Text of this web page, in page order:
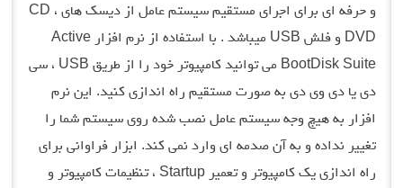
و حرفه ای برای اجرای مستقیم سیستم عامل از دیسک های CD ،
DVD و فلش USB میباشد . با استفاده از نرم افزار Active
BootDisk Suite می توانید کامپیوتر خود را از طریق USB ، سی
دی یا دی وی دی به صورت مستقیم راه اندازی کنید. این نرم
افزار به هیچ وجه سیستم عامل نصب شده روی سیستم شما را
تغییر نداده و به آن صدمه ای وارد نمی کند. ابزار فراوانی برای
راه اندازی یک کامپیوتر و تعمیر Startup ، تنظیمات کامپیوتر و